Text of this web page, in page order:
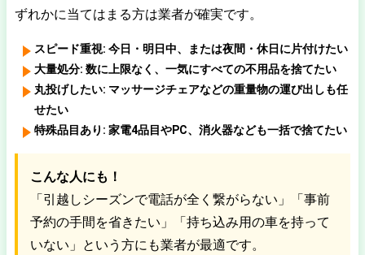
ずれかに当てはまる方は業者が確実です。
スピード重視: 今日・明日中、または夜間・休日に片付けたい
大量処分: 数に上限なく、一気にすべての不用品を捨てたい
丸投げしたい: マッサージチェアなどの重量物の運び出しも任
せたい
特殊品目あり: 家電4品目やPC、消火器なども一括で捨てたい
こんな人にも！
「引越しシーズンで電話が全く繋がらない」「事前
予約の手間を省きたい」「持ち込み用の車を持って
いない」という方にも業者が最適です。